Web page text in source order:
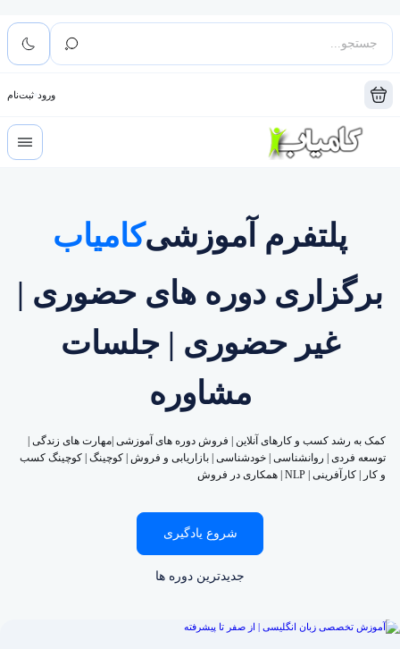
ورود ثبت‌نام
پلتفرم آموزشیکامیاب
برگزاری دوره های حضوری |
غیر حضوری | جلسات
مشاوره
کمک به رشد کسب و کارهای آنلاین | فروش دوره های آموزشی |مهارت های زندگی |
توسعه فردی | روانشناسی | خودشناسی | بازاریابی و فروش | کوچینگ | کوچینگ کسب
و کار | کارآفرینی | NLP | همکاری در فروش
شروع یادگیری
جدیدترین دوره ها